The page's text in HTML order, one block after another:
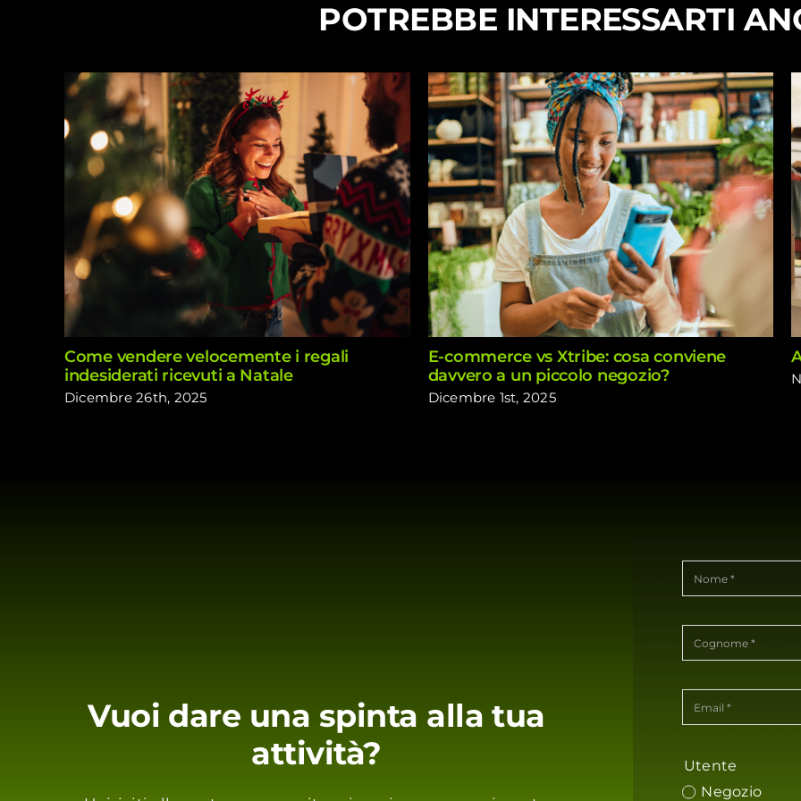
POTREBBE INTERESSARTI
Come vendere velocemente i regali
indesiderati ricevuti a Natale
Dicembre 26th, 2025
E-commerce vs Xtribe: cosa conviene
davvero a un piccolo negozio?
Dicembre 1st, 2025
Vuoi dare una spinta alla tua
attività?
Utente
Negozio